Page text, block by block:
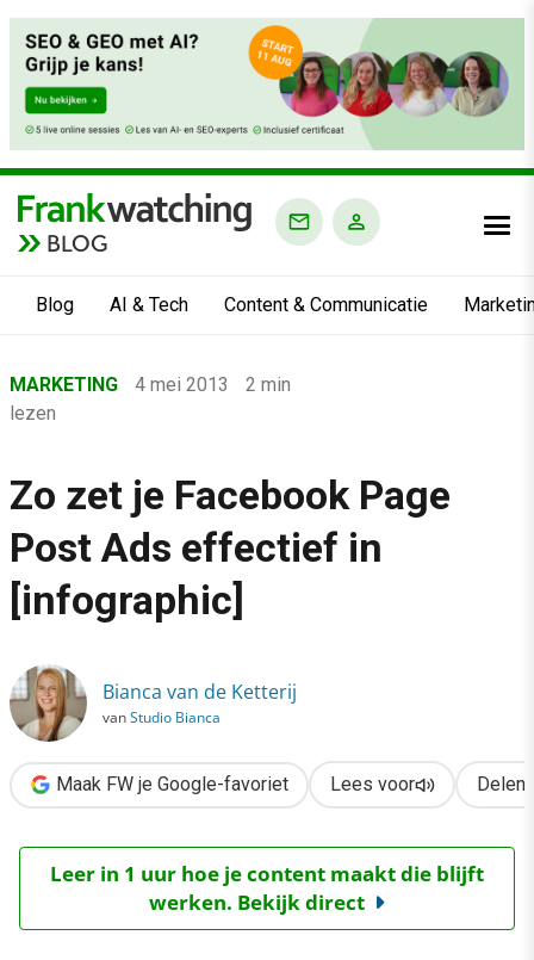
BLOG
Blog AI & Tech Content & Communicatie
›
Marketing
›
Zo zet je Facebook Page Post Ads effectief in [infographic]
MARKETING 4 mei 2013
2 min
lezen
Zo zet je Facebook Page
Post Ads effectief in
[infographic]
Bianca van de Ketterij
vanStudio Bianca
Maak FW je Google-favoriet Lees voor Delen
Leer in 1 uur hoe je content maakt die blijft
werken. Bekijk direct